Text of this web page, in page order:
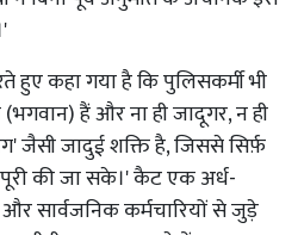
कहा गया है कि पुलिसकर्मी भी
हैं और ना ही जादूगर, न ही
जैसी जादुई शक्ति है, जिससे सिर्फ़
की जा सके।' कैट एक अर्ध-
सार्वजनिक कर्मचारियों से जुड़े